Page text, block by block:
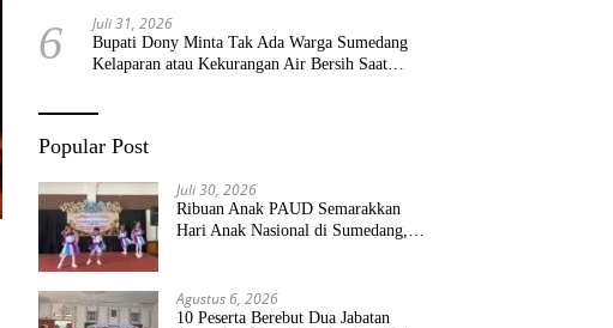
6 Juli 31, 2026
Bupati Dony Minta Tak Ada Warga Sumedang
Kelaparan atau Kekurangan Air Bersih Saat
Popular Post
Juli 30, 2026
Ribuan Anak PAUD Semarakkan
Hari Anak Nasional di Sumedang,
Agustus 6, 2026
10 Peserta Berebut Dua Jabatan